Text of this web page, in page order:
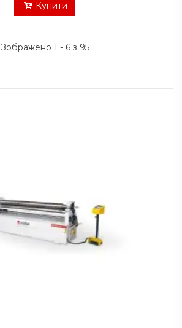
Купити
Зображено 1 - 6 з 95